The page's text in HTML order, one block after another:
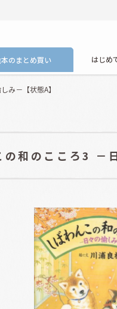
のまとめ買い はじめ
み－【状態A】
の和のこころ3 －